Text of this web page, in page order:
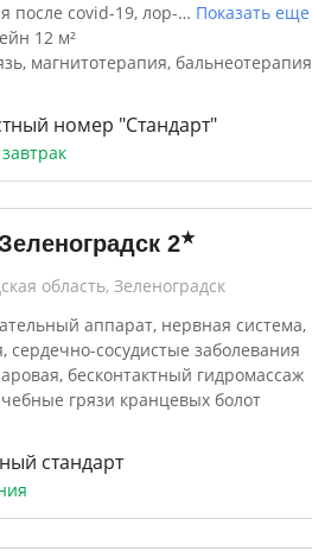
после covid-19, лор-… Показать еще
12 м²
магнитотерапия, бальнеотерапия
номер "Стандарт"
2★
область, Зеленоградск
аппарат, нервная система,
сердечно-сосудистые заболевания
бесконтактный гидромассаж
грязи кранцевых болот
стандарт